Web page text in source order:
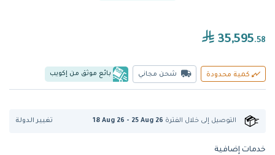
35,595.58
كمية محدودة شحن مجاني بائع موثق من إكويب
التوصيل إلى خلال الفترة 18 Aug 26 - 25 Aug 26 تغيير الدولة
خدمات إضافية